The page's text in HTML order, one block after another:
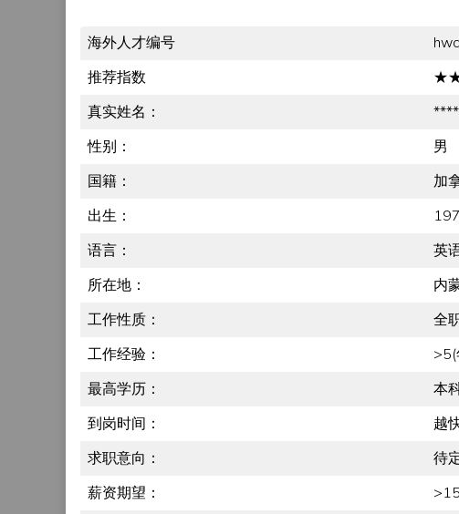
海外人才编号
推荐指数
真实姓名：
****
性别：
男
国籍：
加
出生：
语言：
英
所在地：
内
工作性质：
全
工作经验：
>5(
最高学历：
本
到岗时间：
越
求职意向：
待
薪资期望：